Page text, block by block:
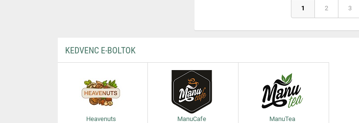
1 2 3
KEDVENC E-BOLTOK
Heavenuts ManuCafe ManuTea